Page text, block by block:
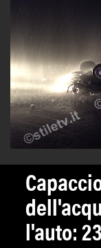
l'auto: